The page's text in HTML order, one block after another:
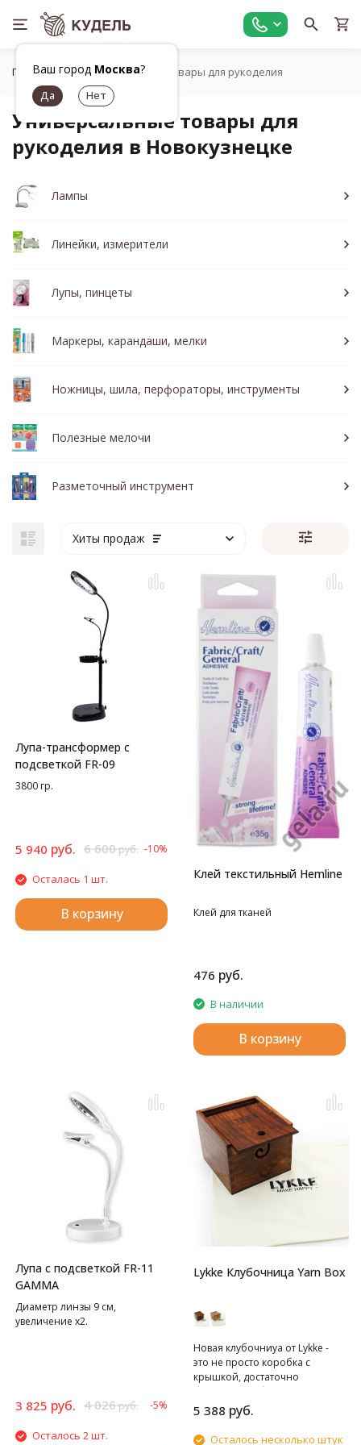
Ваш город Москва?
Главная Универсальные товары для рукоделия
Универсальные товары для
рукоделия в Новокузнецке
Лампы
Линейки, измерители
Лупы, пинцеты
Маркеры, карандаши, мелки
Ножницы, шила, перфораторы, инструменты
Полезные мелочи
Разметочный инструмент
Хиты продаж
Лупа-трансформер с
подсветкой FR-09
3800 гр.
5 940 руб. 6 600руб. -10%
Осталась 1 шт.
В корзину
Клей текстильный Hemline
Клей для тканей
476 руб.
В наличии
В корзину
Лупа с подсветкой FR-11
GAMMA
Диаметр линзы 9 см,
увеличение х2.
3 825 руб. 4 026руб. -5%
Осталось 2 шт.
Lykke Клубочница Yarn Box
Новая клубочниуа от Lykke -
это не просто коробка с
крышкой, достаточно
большая, чтобы вместить
моток или несколько мотков
пряжи, размером с яйцо
дракона. В крышке есть
5 388 руб.
Осталось несколько штук